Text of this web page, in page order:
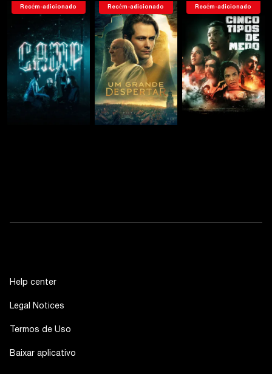
Recém-adicionado Recém-adicionado Recém-adicionado
Help center
Legal Notices
Termos de Uso
Baixar aplicativo